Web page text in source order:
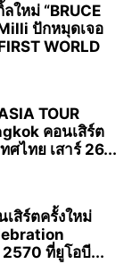
ใหม่ “BRUCE
ปักหมุดเจอ
WORLD
TOUR
คอนเสิร์ต
ศไทย เสาร์ 26...
เสิร์ตครั้งใหม่
ที่ยูโอบี...